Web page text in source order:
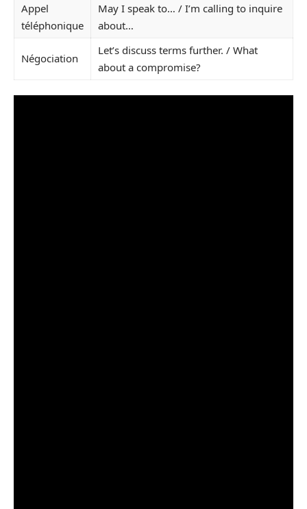
Appel
téléphonique
May I speak to… / I’m calling to inquire
about…
Négociation
Let’s discuss terms further. / What
about a compromise?